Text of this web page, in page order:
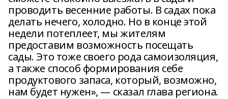
проводить весенние работы. В садах пока
делать нечего, холодно. Но в конце этой
недели потеплеет, мы жителям
предоставим возможность посещать
сады. Это тоже своего рода самоизоляция,
а также способ формирования себе
продуктового запаса, который, возможно,
нам будет нужен», — сказал глава региона.